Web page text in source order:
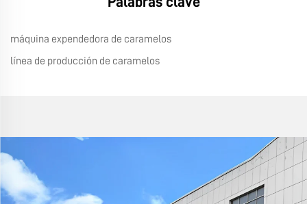
máquina expendedora de caramelos
línea de producción de caramelos